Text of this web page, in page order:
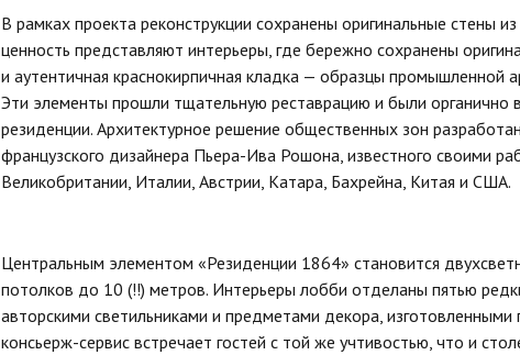
В рамках проекта реконструкции сохранены оригинальные стены
ценность представляют интерьеры, где бережно сохранены
и аутентичная краснокирпичная кладка — образцы промышленной
Эти элементы прошли тщательную реставрацию и были органично
резиденции. Архитектурное решение общественных зон
французского дизайнера Пьера-Ива Рошона, известного своими
Beликoбpитaнии, Итaлии, Aвcтpии, Kaтapа, Бaxpeйна, Kитaя и CШA.
Центральным элементом «Резиденции 1864» становится
потолков до 10 (!!) метров. Интерьеры лобби отделаны пятью
авторскими светильниками и предметами декора, изготовленными
консьерж-сервис встречает гостей с той же учтивостью, что и